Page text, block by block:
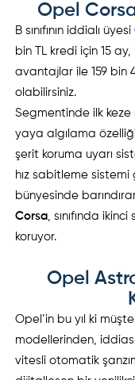
Opel
B sınıfının iddialı üyesi
bin TL kredi için 15
avantajlar ile 159 bin
olabilirsiniz.
Segmentinde ilk keze
yaya algılama
şerit koruma uyarı
hız sabitleme
bünyesinde
Corsa, sınıfında
koruyor.
Opel
Opel’in bu yıl ki
modellerinden,
vitesli otomatik